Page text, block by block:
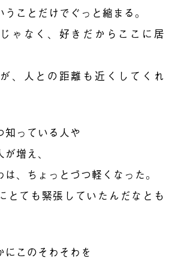
うことだけでぐっと縮まる。
ゃなく、好きだからここに居
、人との距離も近くしてくれ
知っている人や
増え、
、ちょっとづつ軽くなった。
とても緊張していたんだなとも
にこのそわそわを